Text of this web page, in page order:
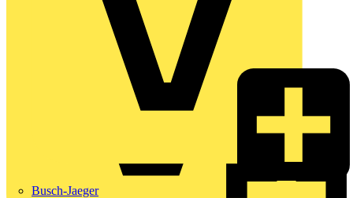
Busch-Jaeger